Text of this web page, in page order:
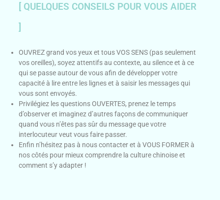
[ QUELQUES CONSEILS POUR VOUS AIDER
]
OUVREZ grand vos yeux et tous VOS SENS (pas seulement
vos oreilles), soyez attentifs au contexte, au silence et à ce
qui se passe autour de vous afin de développer votre
capacité à lire entre les lignes et à saisir les messages qui
vous sont envoyés.
Privilégiez les questions OUVERTES, prenez le temps
d’observer et imaginez d’autres façons de communiquer
quand vous n’êtes pas sûr du message que votre
interlocuteur veut vous faire passer.
Enfin n’hésitez pas à nous contacter et à VOUS FORMER à
nos côtés pour mieux comprendre la culture chinoise et
comment s’y adapter !